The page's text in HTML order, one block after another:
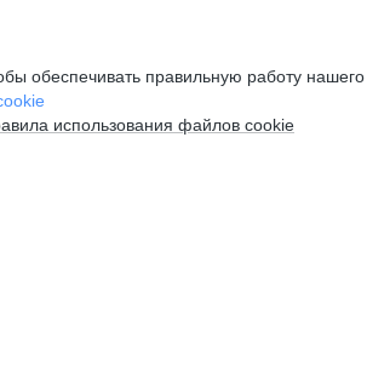
обеспечивать правильную работу нашего
использования файлов cookie